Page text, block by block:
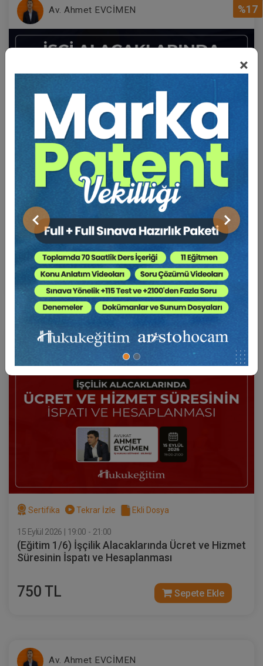
×
Önceki Sonraki
%17
Av. Ahmet EVCİMEN
Sertifika Tekrar İzle Ekli Dosya
İşçilik Alacaklarında İspat ve Hesaplama Eğitim
Paketi (6 Eğitim)
15 EYLÜL 2026 18:59
4500 TL
3750 TL Sepete Ekle
Av. Ahmet EVCİMEN
Sertifika Tekrar İzle Ekli Dosya
15 Eylül 2026 | 19:00 - 21:00
(Eğitim 1/6) İşçilik Alacaklarında Ücret ve Hizmet
Süresinin İspatı ve Hesaplanması
750 TL Sepete Ekle
Av. Ahmet EVCİMEN